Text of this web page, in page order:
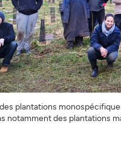
plantations
notamment des plantations